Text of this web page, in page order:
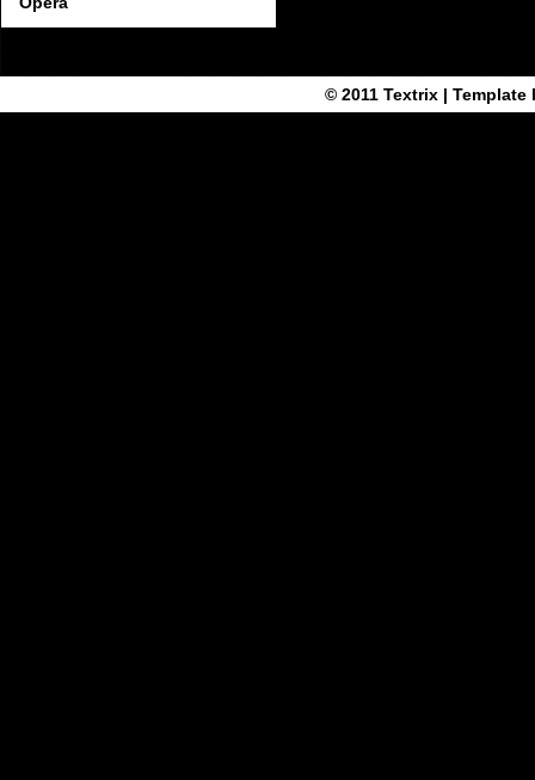
© 2011 Textrix| Template